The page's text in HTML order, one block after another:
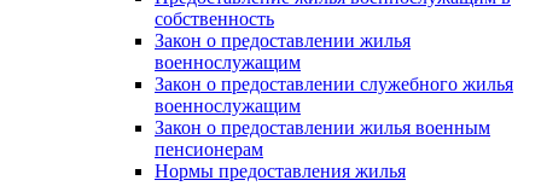
собственность
Закон о предоставлении жилья
военнослужащим
Закон о предоставлении служебного жилья
военнослужащим
Закон о предоставлении жилья военным
пенсионерам
Нормы предоставления жилья